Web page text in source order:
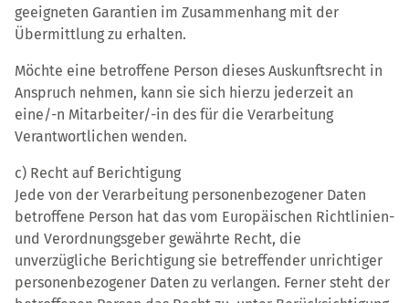
geeigneten Garantien im Zusammenhang mit der
Übermittlung zu erhalten.
Möchte eine betroffene Person dieses Auskunftsrecht in
Anspruch nehmen, kann sie sich hierzu jederzeit an
eine/-n Mitarbeiter/-in des für die Verarbeitung
Verantwortlichen wenden.
c) Recht auf Berichtigung
Jede von der Verarbeitung personenbezogener Daten
betroffene Person hat das vom Europäischen Richtlinien-
und Verordnungsgeber gewährte Recht, die
unverzügliche Berichtigung sie betreffender unrichtiger
personenbezogener Daten zu verlangen. Ferner steht der